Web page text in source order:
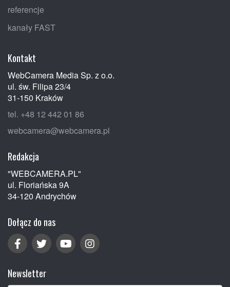
referencje
kanały FAST
Kontakt
WebCamera Media Sp. z o.o.
ul. św. Filipa 23/4
31-150 Kraków
tel. +48 12 442 01 86
webcamera@webcamera.pl
Redakcja
"WEBCAMERA.PL"
ul. Floriańska 9A
34-120 Andrychów
Dołącz do nas
Newsletter